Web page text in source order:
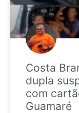
Costa
dupla
com
Guamaré